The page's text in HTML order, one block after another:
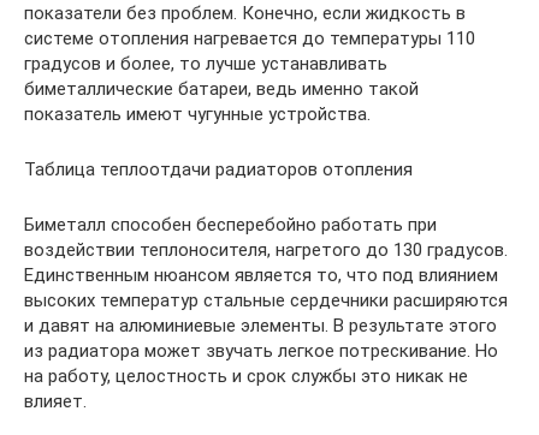
показатели без проблем. Конечно, если жидкость в
системе отопления нагревается до температуры 110
градусов и более, то лучше устанавливать
биметаллические батареи, ведь именно такой
показатель имеют чугунные устройства.
Таблица теплоотдачи радиаторов отопления
Биметалл способен бесперебойно работать при
воздействии теплоносителя, нагретого до 130 градусов.
Единственным нюансом является то, что под влиянием
высоких температур стальные сердечники расширяются
и давят на алюминиевые элементы. В результате этого
из радиатора может звучать легкое потрескивание. Но
на работу, целостность и срок службы это никак не
влияет.